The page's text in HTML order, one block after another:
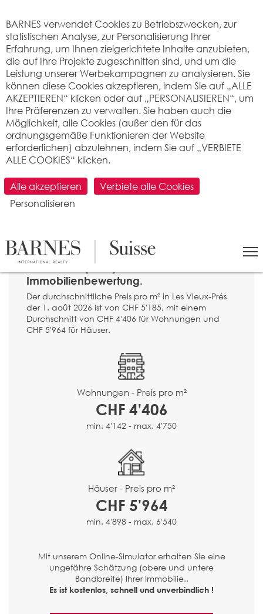
SUCHEN
>Immobilienpreis pro m2
Was ist der Preis pro Quadratmeter für
eine Wohnung oder ein Haus in Les
Vieux-Prés (2054) ?
Immobilienbewertung.
Der durchschnittliche Preis pro m² in Les Vieux-Prés
der 1. août 2026 ist von CHF 5'185, mit einem
Durchschnitt von CHF 4'406 für Wohnungen und
CHF 5'964 für Häuser.
Wohnungen - Preis pro m²
CHF 4'406
min. 4'142 - max. 4'750
Häuser - Preis pro m²
CHF 5'964
min. 4'898 - max. 6'540
Mit unserem Online-Simulator erhalten Sie eine
ungefähre Schätzung (obere und untere
Bandbreite) Ihrer Immobilie..
Es ist kostenlos, schnell und unverbindlich !
BARNES verwendet Cookies zu Betriebszwecken, zur
statistischen Analyse, zur Personalisierung Ihrer
Erfahrung, um Ihnen zielgerichtete Inhalte anzubieten,
die auf Ihre Projekte zugeschnitten sind, und um die
Leistung unserer Werbekampagnen zu analysieren. Sie
können diese Cookies akzeptieren, indem Sie auf „ALLE
AKZEPTIEREN“ klicken oder auf „PERSONALISIEREN“, um
Ihre Präferenzen zu verwalten. Sie haben auch die
Möglichkeit, alle Cookies (außer den für das
ordnungsgemäße Funktionieren der Website
erforderlichen) abzulehnen, indem Sie auf „VERBIETE
ALLE COOKIES“ klicken.
Alle akzeptieren
Verbiete alle Cookies
Personalisieren